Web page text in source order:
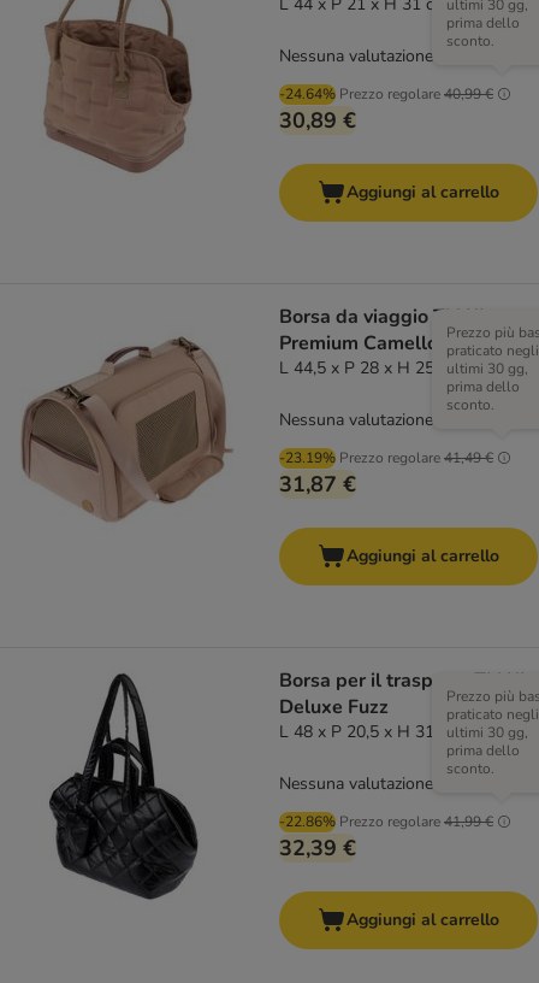
-24.64% Prezzo regolare40,99 €
ultimi 30 gg,
prima dello
sconto.
30,89 €
Nessuna valutazione
Aggiungi al carrello
Borsa da viaggio TIAKI
Premium Camello
L 44,5 x P 28 x H 25,5 cm
-23.19% Prezzo regolare41,49 €
Prezzo più
praticato negli
ultimi 30 gg,
prima dello
sconto.
31,87 €
Nessuna valutazione
Aggiungi al carrello
Borsa per il trasporto TIAKI
Deluxe Fuzz
L 48 x P 20,5 x H 31cm
-22.86% Prezzo regolare41,99 €
Prezzo più
praticato negli
ultimi 30 gg,
prima dello
sconto.
32,39 €
Nessuna valutazione
Aggiungi al carrello